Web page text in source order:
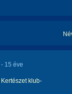
- 15 éve
Kertészet klub-